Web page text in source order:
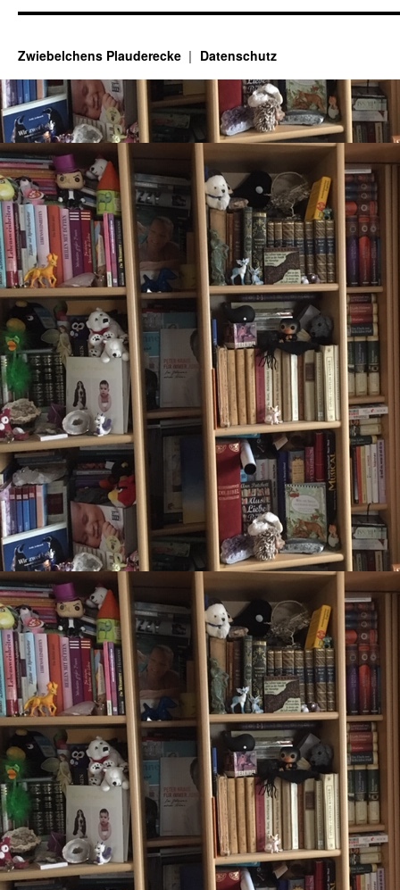
Zwiebelchens Plauderecke Datenschutz